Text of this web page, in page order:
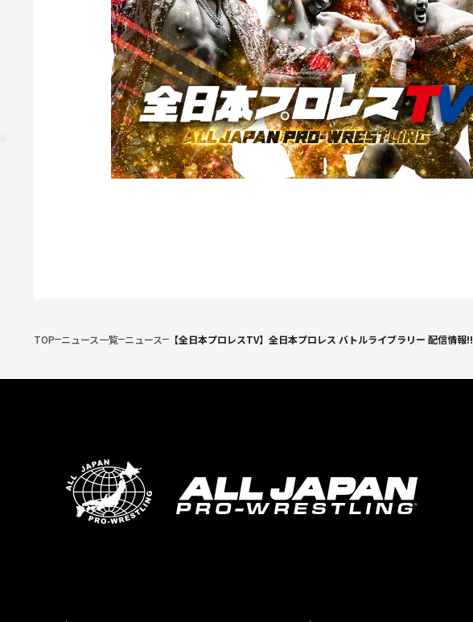
TOP ニュース一覧 ニュース 【全日本プロレスTV】全日本プロレス バトルライブラリー 配信情報!!